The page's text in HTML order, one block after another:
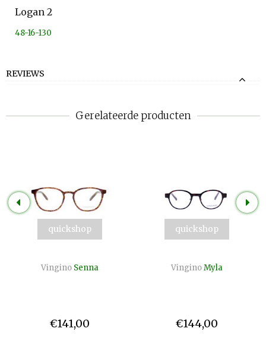
Logan 2
48-16-130
REVIEWS
Gerelateerde producten
quickshop
Vingino Senna
€141,00
quickshop
Vingino Myla
€144,00